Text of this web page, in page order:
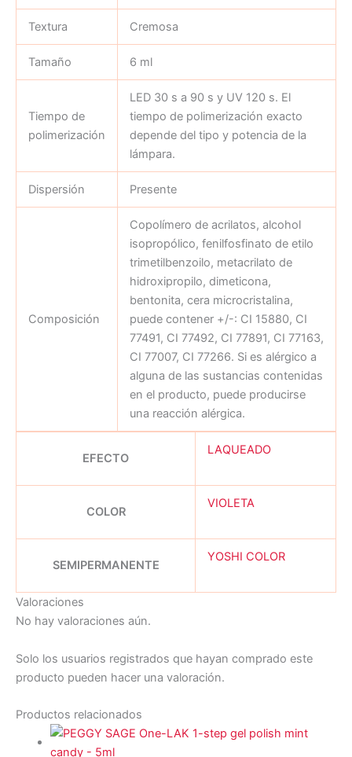
Textura Cremosa
Tamaño 6 ml
Tiempo de
polimerización
LED 30 s a 90 s y UV 120 s. El
tiempo de polimerización exacto
depende del tipo y potencia de la
lámpara.
Dispersión Presente
Composición
Copolímero de acrilatos, alcohol
isopropólico, fenilfosfinato de etilo
trimetilbenzoilo, metacrilato de
hidroxipropilo, dimeticona,
bentonita, cera microcristalina,
puede contener +/-: CI 15880, CI
77491, CI 77492, CI 77891, CI 77163,
CI 77007, CI 77266. Si es alérgico a
alguna de las sustancias contenidas
en el producto, puede producirse
una reacción alérgica.
EFECTO
LAQUEADO
COLOR
VIOLETA
SEMIPERMANENTE
YOSHI COLOR
Valoraciones
No hay valoraciones aún.
Solo los usuarios registrados que hayan comprado este
producto pueden hacer una valoración.
Productos relacionados